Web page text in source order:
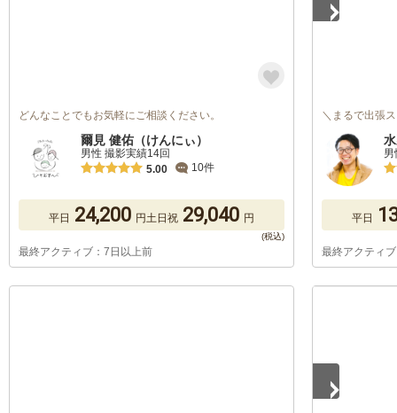
どんなことでもお気軽にご相談ください。
爾見 健佑（けんにぃ）
男性 撮影実績14回
5.00
10件
平日 24,200 円土日祝 29,040 円
最終アクティブ：7日以上前
＼まるで出張
平日
最終アクティ